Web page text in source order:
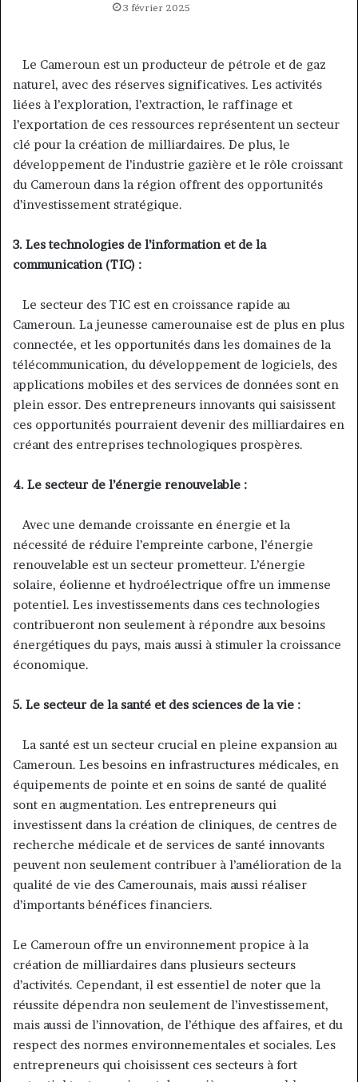
3 février 2025
Le Cameroun est un producteur de pétrole et de gaz
naturel, avec des réserves significatives. Les activités
liées à l’exploration, l’extraction, le raffinage et
l’exportation de ces ressources représentent un secteur
clé pour la création de milliardaires. De plus, le
développement de l’industrie gazière et le rôle croissant
du Cameroun dans la région offrent des opportunités
d’investissement stratégique.
3. Les technologies de l’information et de la
communication (TIC) :
Le secteur des TIC est en croissance rapide au
Cameroun. La jeunesse camerounaise est de plus en plus
connectée, et les opportunités dans les domaines de la
télécommunication, du développement de logiciels, des
applications mobiles et des services de données sont en
plein essor. Des entrepreneurs innovants qui saisissent
ces opportunités pourraient devenir des milliardaires en
créant des entreprises technologiques prospères.
4. Le secteur de l’énergie renouvelable :
Avec une demande croissante en énergie et la
nécessité de réduire l’empreinte carbone, l’énergie
renouvelable est un secteur prometteur. L’énergie
solaire, éolienne et hydroélectrique offre un immense
potentiel. Les investissements dans ces technologies
contribueront non seulement à répondre aux besoins
énergétiques du pays, mais aussi à stimuler la croissance
économique.
5. Le secteur de la santé et des sciences de la vie :
La santé est un secteur crucial en pleine expansion au
Cameroun. Les besoins en infrastructures médicales, en
équipements de pointe et en soins de santé de qualité
sont en augmentation. Les entrepreneurs qui
investissent dans la création de cliniques, de centres de
recherche médicale et de services de santé innovants
peuvent non seulement contribuer à l’amélioration de la
qualité de vie des Camerounais, mais aussi réaliser
d’importants bénéfices financiers.
Le Cameroun offre un environnement propice à la
création de milliardaires dans plusieurs secteurs
d’activités. Cependant, il est essentiel de noter que la
réussite dépendra non seulement de l’investissement,
mais aussi de l’innovation, de l’éthique des affaires, et du
respect des normes environnementales et sociales. Les
entrepreneurs qui choisissent ces secteurs à fort